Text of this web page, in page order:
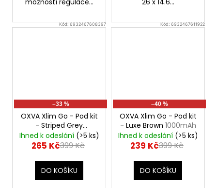
Kód:6932467608397
–33 %
OXVA Xlim Go - Pod kit
- Striped Grey
1000mAh
Ihned k odeslání (>5 ks)
265 Kč399 Kč
DO KOŠÍKU
Kód:6932467611922
–40 %
OXVA Xlim Go - Pod kit
- Luxe Brown 1000mAh
Ihned k odeslání (>5 ks)
239 Kč399 Kč
DO KOŠÍKU